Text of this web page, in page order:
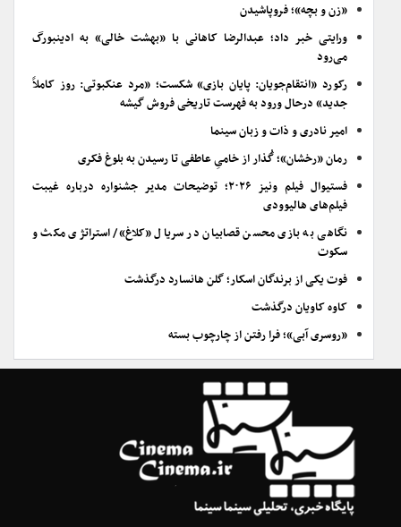
«زن و بچه»؛ فروپاشیدن
ورایتی خبر داد؛ عبدالرضا کاهانی با «بهشت خالی» به ادینبورگ
می‌رود
رکورد «انتقام‌جویان: پایان بازی» شکست؛ «مرد عنکبوتی: روز کاملاً
جدید» درحال ورود به فهرست تاریخی فروش گیشه
امیر نادری و ذات و زبان سینما
رمان «رخشان»؛ گُذار از خامیِ عاطفی تا رسیدن به بلوغ فکری
فستیوال فیلم ونیز ۲۰۲۶؛ توضیحات مدیر جشنواره درباره غیبت
فیلم‌های هالیوودی
نگاهی به بازی محسن قصابیان در سریال «کلاغ»/ استراتژی مکث و
سکوت
فوت یکی از برندگان اسکار؛ گلن هانسارد درگذشت
کاوه کاویان درگذشت
«روسری آبی»؛ فرا رفتن از چارچوب بسته